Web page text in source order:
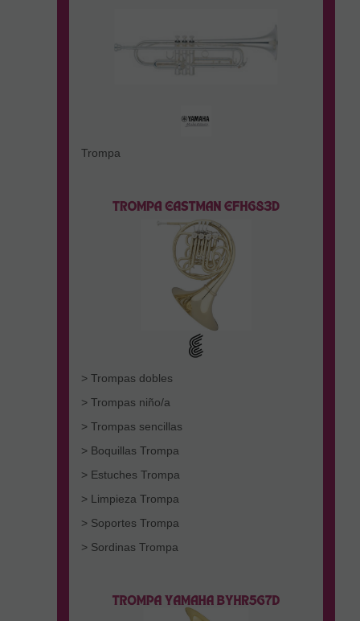
Trompa
> Trompas dobles
> Trompas niño/a
> Trompas sencillas
> Boquillas Trompa
> Estuches Trompa
> Limpieza Trompa
> Soportes Trompa
> Sordinas Trompa